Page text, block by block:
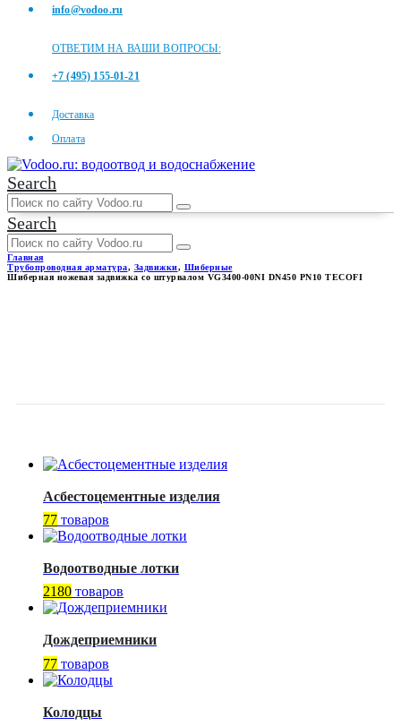
info@vodoo.ru
ОТВЕТИМ НА ВАШИ ВОПРОСЫ:
+7 (495) 155-01-21
Доставка
Оплата
Search
Search
Главная
Трубопроводная арматура, Задвижки, Шиберные
Шиберная ножевая задвижка со штурвалом VG3400-00NI DN450 PN10 TECOFI
Асбестоцементные изделия
77 товаров
Водоотводные лотки
2180 товаров
Дождеприемники
77 товаров
Колодцы